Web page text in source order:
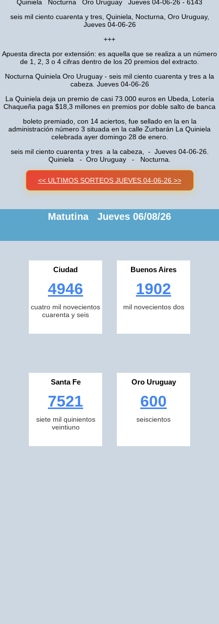
Quiniela Nocturna Oro Uruguay Jueves 04-06-26 - 6143
seis mil ciento cuarenta y tres, Quiniela, Nocturna, Oro Uruguay,
Jueves 04-06-26
+++
Apuesta directa por extensión: es aquella que se realiza a un número
de 1, 2, 3 o 4 cifras dentro de los 20 premios del extracto.
Nocturna Quiniela Oro Uruguay - seis mil ciento cuarenta y tres a la
cabeza. Jueves 04-06-26
La Quiniela deja un premio de casi 73.000 euros en Ubeda, Lotería
Chaqueña paga $18,3 millones en premios por doble salto de banca
boleto premiado, con 14 aciertos, fue sellado en la en la
administración número 3 situada en la calle Zurbarán La Quiniela
celebrada ayer domingo 28 de enero.
seis mil ciento cuarenta y tres a la cabeza, - Jueves 04-06-26.
Quiniela - Oro Uruguay - Nocturna.
<< ULTIMOS SORTEOS JUEVES 04-06-26 >>
Matutina Jueves 06/08/26
Ciudad
4946
cuatro mil novecientos
cuarenta y seis
Buenos Aires
1902
mil novecientos dos
Santa Fe
7521
siete mil quinientos
veintiuno
Oro Uruguay
600
seiscientos